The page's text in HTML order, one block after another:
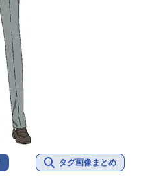
タグ画像まとめ